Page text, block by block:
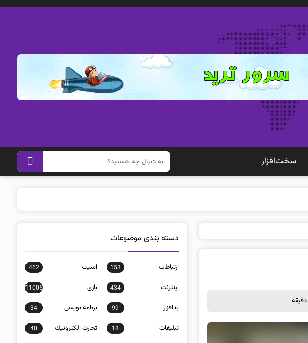
سخت‌افزار
دسته بندی موضوعات
ارتباطات 153 امنيت 462
اينترنت 434 بازی 11005
بدافزار 99 برنامه نويسی 34
تبلیغات 18 تجارت الكترونيك 40